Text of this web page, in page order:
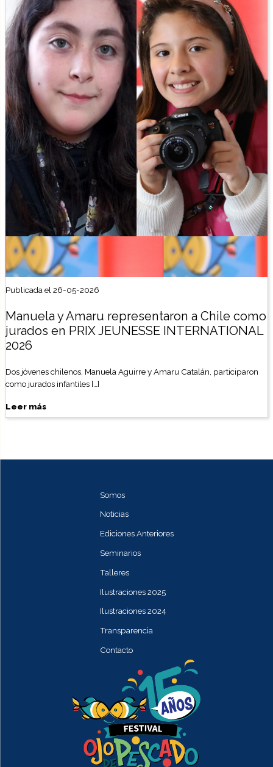
Publicada el 26-05-2026
Manuela y Amaru representaron a Chile como
jurados en PRIX JEUNESSE INTERNATIONAL
2026
Dos jóvenes chilenos, Manuela Aguirre y Amaru Catalán, participaron
como jurados infantiles […]
Leer más
Somos
Noticias
Ediciones Anteriores
Seminarios
Talleres
Ilustraciones 2025
Ilustraciones 2024
Transparencia
Contacto